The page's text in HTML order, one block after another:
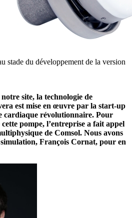
stade du développement de la version
site, la technologie de
est mise en œuvre par la start-up
cardiaque révolutionnaire. Pour
pompe, l’entreprise a fait appel
de Comsol. Nous avons
François Cornat, pour en